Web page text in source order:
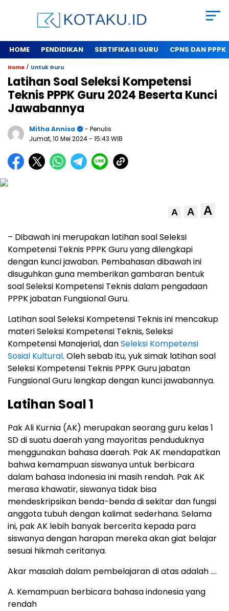
HOME PENDIDIKAN SERTIFIKASI GURU CPNS DAN PPPK
Home / Untuk Guru
Latihan Soal Seleksi Kompetensi
Teknis PPPK Guru 2024 Beserta Kunci
Jawabannya
Mitha Annisa
- Penulis
Jumat, 10 Mei 2024- 15:43 WIB
A A A
– Dibawah ini merupakan latihan soal Seleksi
Kompetensi Teknis PPPK Guru yang dilengkapi
dengan kunci jawaban. Pembahasan dibawah ini
disuguhkan guna memberikan gambaran bentuk
soal Seleksi Kompetensi Teknis dalam pengadaan
PPPK jabatan Fungsional Guru.
Latihan soal Seleksi Kompetensi Teknis ini mencakup
materi Seleksi Kompetensi Teknis, Seleksi
Kompetensi Manajerial, danSeleksi Kompetensi
Sosial Kultural. Oleh sebab itu, yuk simak latihan soal
Seleksi Kompetensi Teknis PPPK Guru jabatan
Fungsional Guru lengkap dengan kunci jawabannya.
Latihan Soal 1
Pak Ali Kurnia (AK) merupakan seorang guru kelas 1
SD di suatu daerah yang mayoritas penduduknya
menggunakan bahasa daerah. Pak AK mendapatkan
bahwa kemampuan siswanya untuk berbicara
dalam bahasa Indonesia ini masih rendah. Pak AK
merasa khawatir, siswanya tidak bisa
mendeskripsikan benda-benda di sekitar dan fungsi
anggota tubuh dengan kalimat sederhana. Selama
ini, pak AK lebih banyak bercerita kepada para
siswanya dengan harapan mereka akan giat belajar
sesuai hikmah ceritanya.
Akar masalah dalam pembelajaran di atas adalah ….
A. Kemampuan berbicara bahasa indonesia yang
rendah